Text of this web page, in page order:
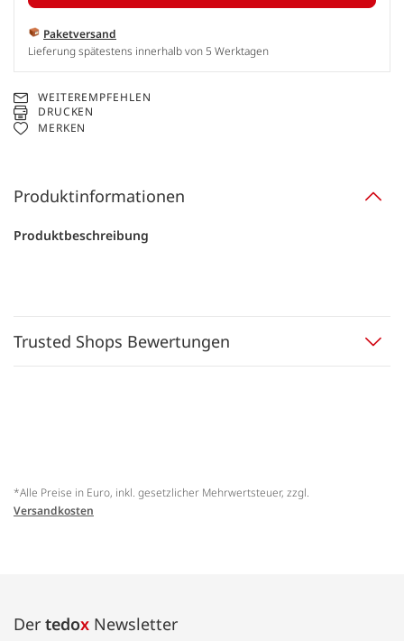
Paketversand
Lieferung spätestens innerhalb von 5 Werktagen
WEITEREMPFEHLEN
DRUCKEN
MERKEN
Produktinformationen
Produktbeschreibung
Trusted Shops Bewertungen
*Alle Preise in Euro, inkl. gesetzlicher Mehrwertsteuer, zzgl.
Versandkosten
Der tedox Newsletter